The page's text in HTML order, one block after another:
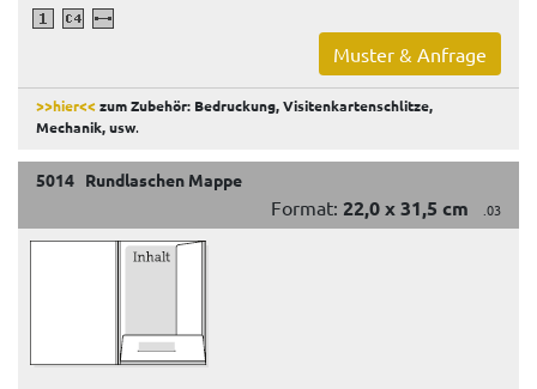
Muster & Anfrage
>>hier<<zum Zubehör: Bedruckung, Visitenkartenschlitze,
Mechanik, usw.
5014 Rundlaschen Mappe
Format: 22,0 x 31,5 cm .03